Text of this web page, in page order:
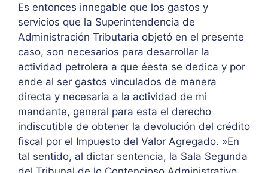
Es entonces innegable que los gastos y
servicios que la Superintendencia de
Administración Tributaria objetó en el presente
caso, son necesarios para desarrollar la
actividad petrolera a que éesta se dedica y por
ende al ser gastos vinculados de manera
directa y necesaria a la actividad de mi
mandante, general para esta el derecho
indiscutible de obtener la devolución del crédito
fiscal por el Impuesto del Valor Agregado. »En
tal sentido, al dictar sentencia, la Sala Segunda